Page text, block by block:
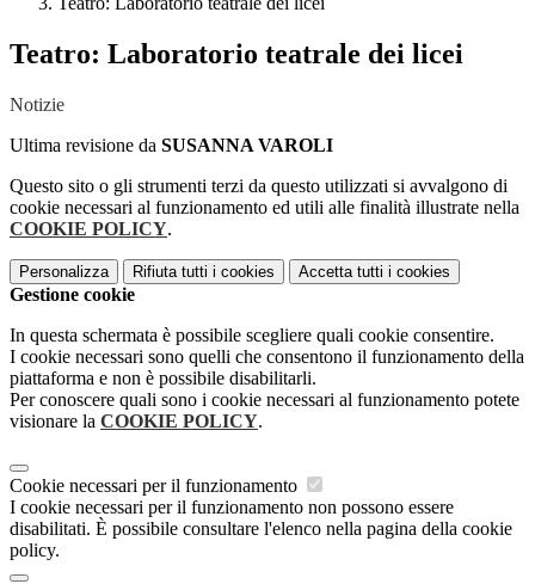
Teatro: Laboratorio teatrale dei licei
Notizie
Ultima revisione da SUSANNA VAROLI
Questo sito o gli strumenti terzi da questo utilizzati si avvalgono di
cookie necessari al funzionamento ed utili alle finalità illustrate nella
COOKIE POLICY.
Personalizza Rifiuta tutti i cookies Accetta tutti i cookies
Gestione cookie
In questa schermata è possibile scegliere quali cookie consentire.
I cookie necessari sono quelli che consentono il funzionamento della
piattaforma e non è possibile disabilitarli.
Per conoscere quali sono i cookie necessari al funzionamento potete
visionare la COOKIE POLICY.
Cookie necessari per il funzionamento
I cookie necessari per il funzionamento non possono essere
disabilitati. È possibile consultare l'elenco nella pagina della cookie
policy.